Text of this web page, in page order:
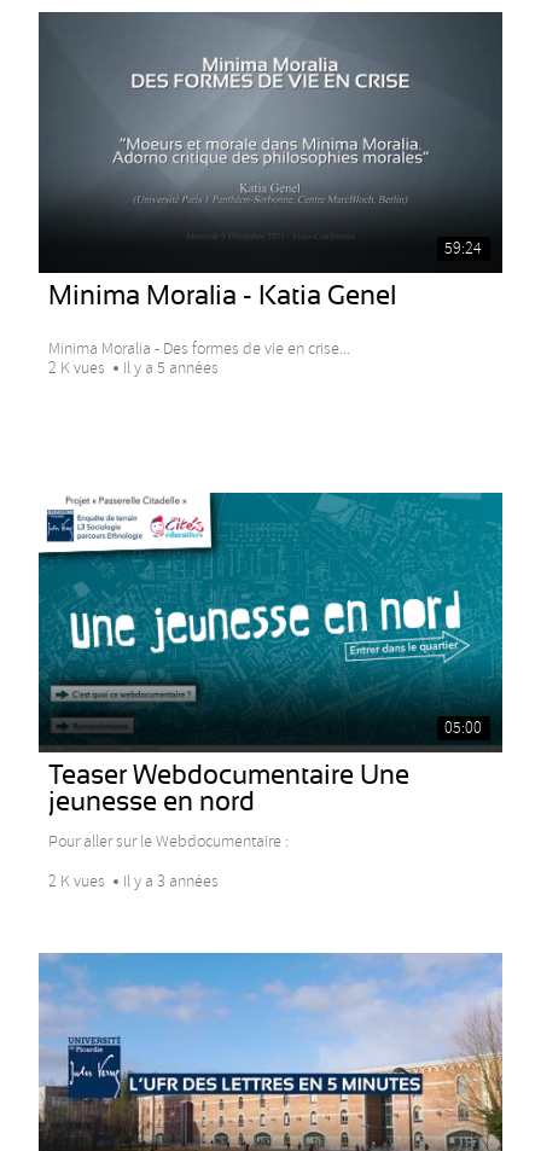
59:24
Minima Moralia - Katia Genel
Minima Moralia - Des formes de vie en crise...
2 K vues
Il y a 5 années
05:00
Teaser Webdocumentaire Une
jeunesse en nord
Pour aller sur le Webdocumentaire :
2 K vues
Il y a 3 années